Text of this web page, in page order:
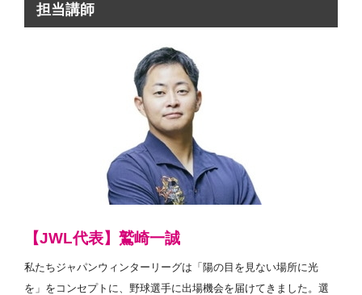
担当講師
【JWL代表】鷲崎一誠
私たちジャパンウィンターリーグは「陽の目を見ない場所に光
を」をコンセプトに、野球選手に出場機会を届けてきました。選